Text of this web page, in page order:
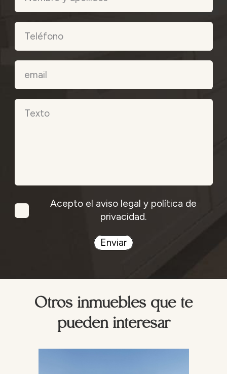
Acepto el aviso legal y política de
privacidad.
Enviar
Otros inmuebles que te
pueden interesar